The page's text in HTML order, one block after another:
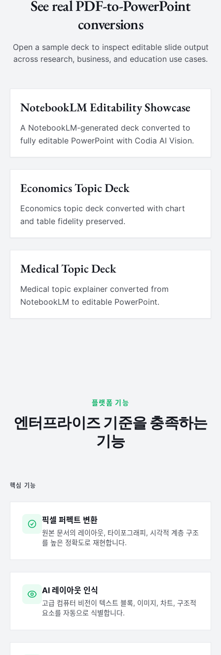
See real PDF-to-PowerPoint
conversions
Open a sample deck to inspect editable slide output
across research, business, and education use cases.
NotebookLM Editability Showcase
A NotebookLM-generated deck converted to
fully editable PowerPoint with Codia AI Vision.
Economics Topic Deck
Economics topic deck converted with chart
and table fidelity preserved.
Medical Topic Deck
Medical topic explainer converted from
NotebookLM to editable PowerPoint.
플랫폼 기능
엔터프라이즈 기준을 충족하는
기능
핵심 기능
픽셀 퍼펙트 변환
원본 문서의 레이아웃, 타이포그래피, 시각적 계층 구조
를 높은 정확도로 재현합니다.
AI 레이아웃 인식
고급 컴퓨터 비전이 텍스트 블록, 이미지, 차트, 구조적
요소를 자동으로 식별합니다.